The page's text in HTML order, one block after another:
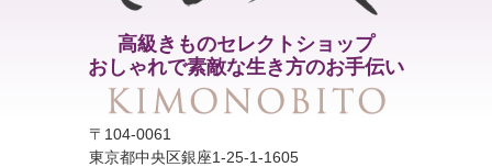
高級きものセレクトショップ
おしゃれで素敵な生き方のお手伝い
〒104-0061
東京都中央区銀座1-25-1-1605